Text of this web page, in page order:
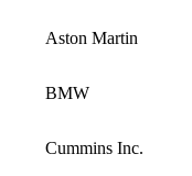
Aston Martin
BMW
Cummins Inc.